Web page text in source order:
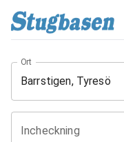
Ort
Incheckning